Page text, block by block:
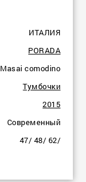
ИТАЛИЯ
PORADA
Masai comodino
Тумбочки
2015
Современный
47/ 48/ 62/